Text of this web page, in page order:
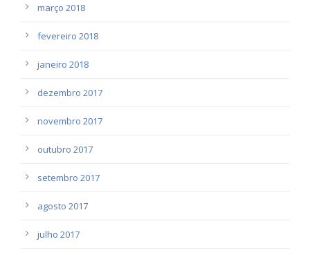
março 2018
fevereiro 2018
janeiro 2018
dezembro 2017
novembro 2017
outubro 2017
setembro 2017
agosto 2017
julho 2017